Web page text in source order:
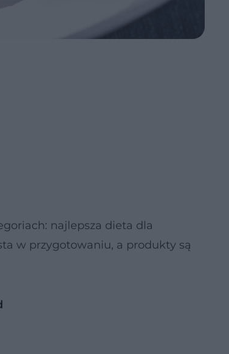
najlepsza dieta dla
w przygotowaniu, a produkty są